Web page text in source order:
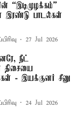
“இடிமுழக்கம்”
இரண்டு பாடல்கள்
27 Jul 2026
நீட்
திசையை
- இயக்குனர் சீனு
24 Jul 2026